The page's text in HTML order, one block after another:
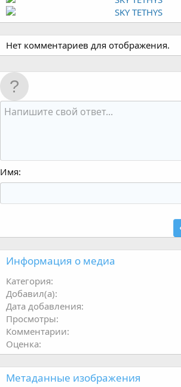
Нет комментариев для отображения.
Имя
Информация о медиа
Категория
Добавил(а)
Дата добавления
Просмотры
Комментарии
Оценка
Метаданные изображения